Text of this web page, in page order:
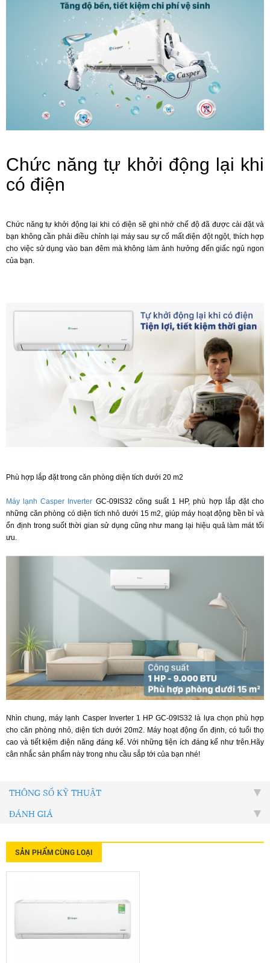
Chức năng tự khởi động lại khi
có điện
Chức năng tự khởi động lại khi có điện sẽ ghi nhớ chế độ đã được cài đặt và
bạn không cần phải điều chỉnh lại máy sau sự cố mất điện đột ngột, thích hợp
cho việc sử dụng vào ban đêm mà không làm ảnh hưởng đến giấc ngủ ngon
của bạn.
Phù hợp lắp đặt trong căn phòng diện tích dưới 20 m2
Máy lạnh Casper Inverter GC-09IS32 công suất 1 HP, phù hợp lắp đặt cho
những căn phòng có diện tích nhỏ dưới 15 m2, giúp máy hoạt động bền bỉ và
ổn định trong suốt thời gian sử dụng cũng như mang lại hiệu quả làm mát tối
ưu.
Nhìn chung, máy lạnh Casper Inverter 1 HP GC-09IS32 là lựa chọn phù hợp
cho căn phòng nhỏ, diện tích dưới 20m2. Máy hoạt động ổn định, có tuổi thọ
cao và tiết kiệm điện năng đáng kể. Với những tiện ích đáng kể như trên.Hãy
cân nhắc sản phẩm này trong nhu cầu sắp tới của bạn nhé!
THÔNG SỐ KỸ THUẬT
ĐÁNH GIÁ
SẢN PHẨM CÙNG LOẠI